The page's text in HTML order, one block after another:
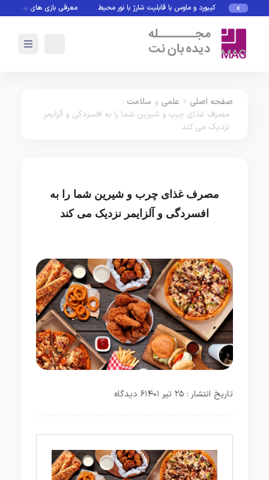
کیبورد و ماوس با قابلیت شارژ با نور محیط معرفی بازی های بدون نیاز
صفحه اصلی > علمی و سلامت :
مصرف غذای چرب و شیرین شما را به افسردگی و آلزایمر
نزدیک می کند
مصرف غذای چرب و شیرین شما را به
افسردگی و آلزایمر نزدیک می کند
تاریخ انتشار : ۲۵ تیر ۱۴۰۱ ۶ دیدگاه